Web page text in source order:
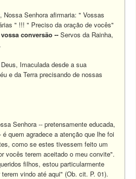
Nossa Senhora afirmaria: " Vossas
" !!! " Preciso da oração de vocês"
conversão --Servos da Rainha,
Imaculada desde a sua
e da Terra precisando de nossas
Senhora -- pretensamente educada,
quem agradece a atenção que lhe foi
como se estes tivessem feito um
vocês terem aceitado o meu convite".
filhos, estou particularmente
vindo até aqui" (Ob. cit. P. 01).